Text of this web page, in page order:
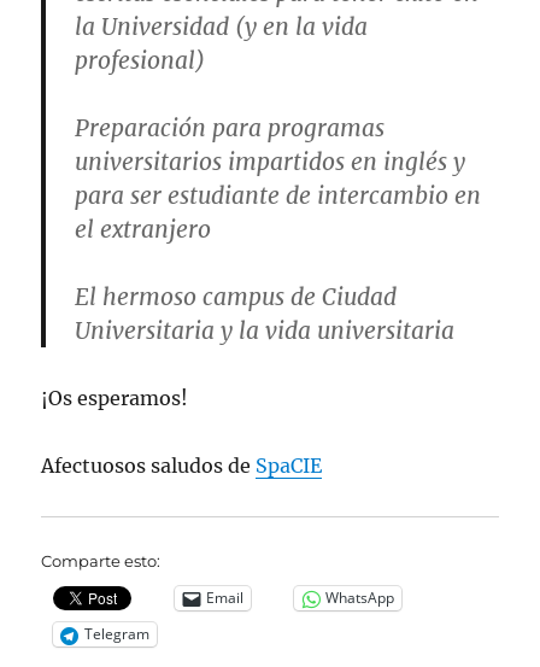
la Universidad (y en la vida
profesional)
Preparación para programas
universitarios impartidos en inglés y
para ser estudiante de intercambio en
el extranjero
El hermoso campus de Ciudad
Universitaria y la vida universitaria
¡Os esperamos!
Afectuosos saludos de SpaCIE
Comparte esto:
Email
WhatsApp
Telegram